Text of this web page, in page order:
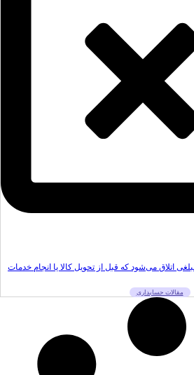
اتلاق می‌شود که قبل از تحویل کالا یا انجام خدمات
مقالات حسابداری